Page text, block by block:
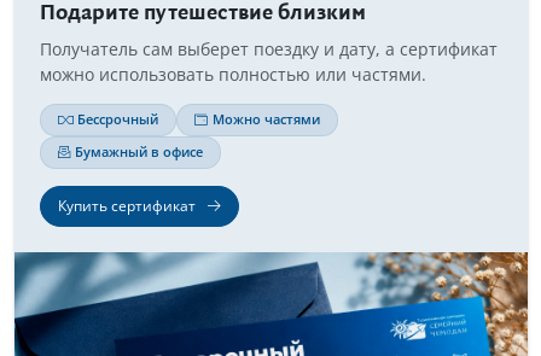
Подарите путешествие близким
Получатель сам выберет поездку и дату, а сертификат
можно использовать полностью или частями.
Бессрочный
Можно частями
Бумажный в офисе
Купить сертификат